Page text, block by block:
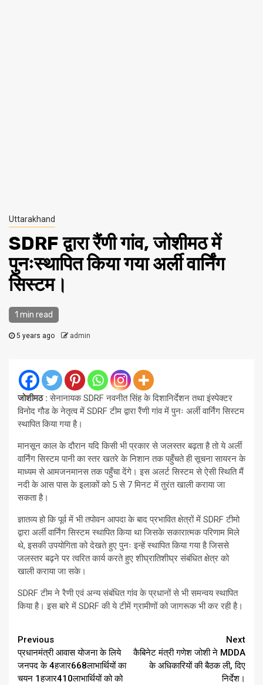
Uttarakhand
SDRF द्वारा रैंणी गांव, जोशीमठ में
पुनःस्थापित किया गया अर्ली वार्निंग
सिस्टम।
1 min read
5 years ago admin
जोशीमठ :सेनानायक SDRF नवनीत सिंह के दिशानिर्देशन तथा इंस्पेक्टर
विनोद गौड के नेतृत्व में SDRF टीम द्वारा रैंणी गांव में पुनः अर्ली वार्निंग सिस्टम
स्थापित किया गया है।
मानसून काल के दौरान यदि किसी भी प्रकार से जलस्तर बढ़ता है तो ये अर्ली
वार्निंग सिस्टम पानी का स्तर खतरे के निशान तक पहुँचते ही सूचना सायरन के
माध्यम से आमजनमानस तक पहुँचा देंगे। इस अलर्ट सिस्टम से ऐसी स्थिति मैं
नदी के आस पास के इलाकों को 5 से 7 मिनट में तुरंत खाली कराया जा
सकता है।
ज्ञातव्य हो कि पूर्व में भी तपोवन आपदा के बाद प्रभावित क्षेत्रों में SDRF टीमो
द्वारा अर्ली वार्निंग सिस्टम स्थापित किया था जिसके सकारात्मक परिणाम मिले
थे, इसकी उपयोगिता को देखते हुए पुनः इन्हें स्थापित किया गया है जिससे
जलस्तर बढ़ने पर त्वरित कार्य करते हुए शीघ्रातिशीघ्र संबंधित क्षेत्र को
खाली कराया जा सके।
SDRF टीम ने रैणी एवं अन्य संबंधित गांव के प्रधानों से भी समन्वय स्थापित
किया है। इस बारे में SDRF की ये टीमें ग्रामीणों को जागरूक भी कर रही है।
Continue
Reading
Previous
प्रधानमंत्री आवास योजना के लिये
जनपद के 4हजार668लाभार्थियों का
चयन 1हजार410लाभार्थियों को को
Next
कैबिनेट मंत्री गणेश जोशी ने MDDA
के अधिकारियों की बैठक ली, दिए
निर्देश।